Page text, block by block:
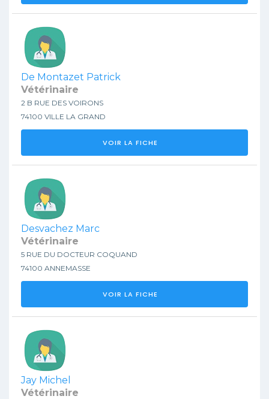
De Montazet Patrick
Vétérinaire
2 B RUE DES VOIRONS
74100 VILLE LA GRAND
VOIR LA FICHE
Desvachez Marc
Vétérinaire
5 RUE DU DOCTEUR COQUAND
74100 ANNEMASSE
VOIR LA FICHE
Jay Michel
Vétérinaire